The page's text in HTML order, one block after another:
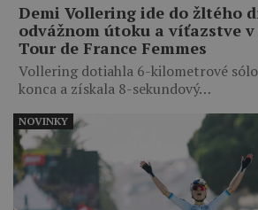
Demi Vollering ide do žltého
odvážnom útoku a víťazstve v
Tour de France Femmes
Vollering dotiahla 6-kilometrové
konca a získala 8-sekundový…
NOVINKY